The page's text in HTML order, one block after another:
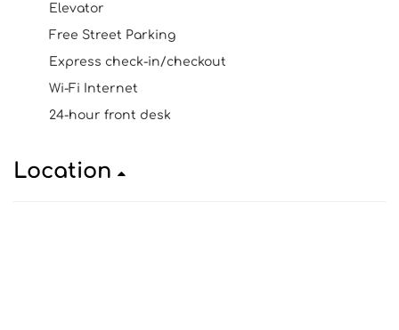
Elevator
Free Street Parking
Express check-in/checkout
Wi-Fi Internet
24-hour front desk
Location